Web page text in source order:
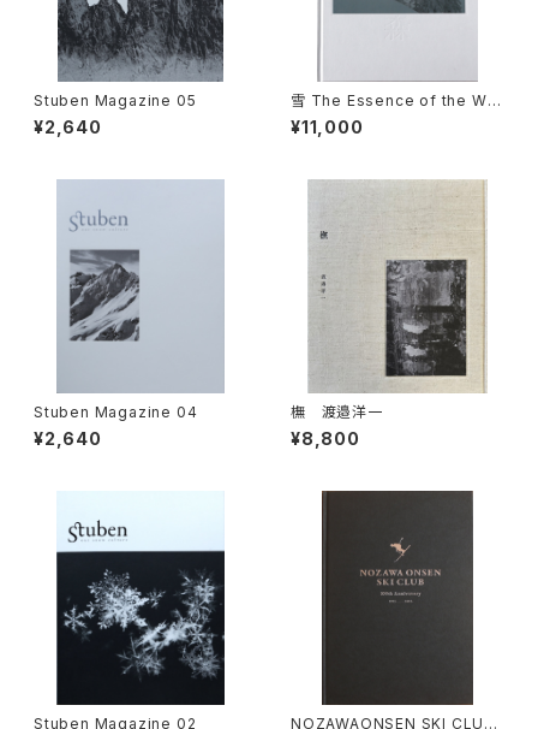
Stuben Magazine 05
¥2,640
雪 The Essence of the Win
ter Forest 森／coverB
¥11,000
Stuben Magazine 04
¥2,640
橅 渡邉洋一
¥8,800
Stuben Magazine 02 NOZAWAONSEN SKI CLUB